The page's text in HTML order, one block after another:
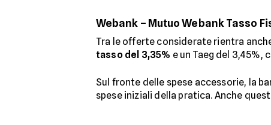
Webank – Mutuo Webank Tasso
Tra le offerte considerate rientra
tasso del 3,35% e un Taeg del 3,45%,
Sul fronte delle spese accessorie, la
spese iniziali della pratica. Anche